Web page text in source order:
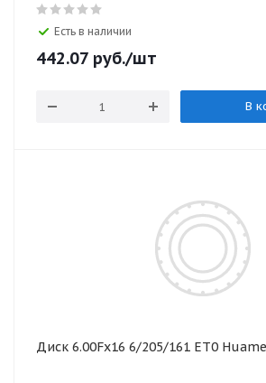
Есть в наличии
442.07 руб./шт
В
Диск 6.00Fх16 6/205/161 ЕТ0